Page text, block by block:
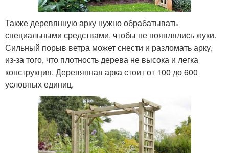
Также деревянную арку нужно обрабатывать
специальными средствами, чтобы не появлялись жуки.
Сильный порыв ветра может снести и разломать арку,
из-за того, что плотность дерева не высока и легка
конструкция. Деревянная арка стоит от 100 до 600
условных единиц.